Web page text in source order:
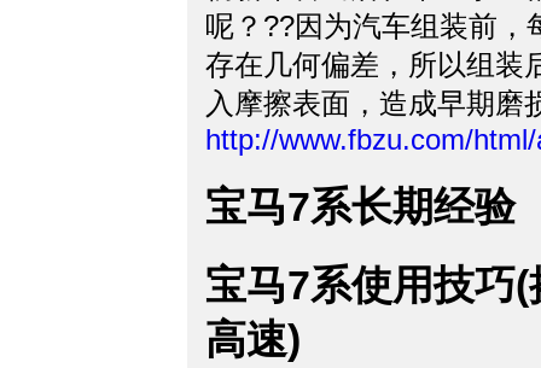
呢？??因为汽车组装前
存在几何偏差，所以组装
入摩擦表面，造成早期磨
http://www.fbzu.com/
宝马7系长期经验
宝马7系使用技巧
高速)